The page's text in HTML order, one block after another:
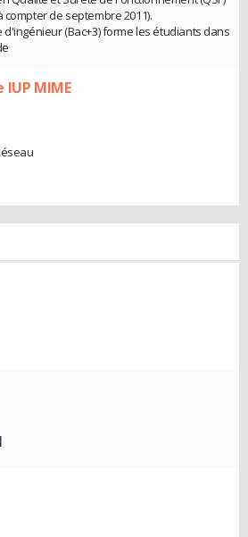
de septembre 2011).
(Bac+3) forme les étudiants dans
MIME